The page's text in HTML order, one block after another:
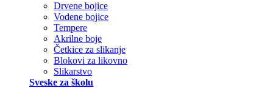
Drvene bojice
Vodene bojice
Tempere
Akrilne boje
Četkice za slikanje
Blokovi za likovno
Slikarstvo
Sveske za školu